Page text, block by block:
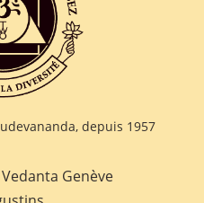
depuis 1957
Genève